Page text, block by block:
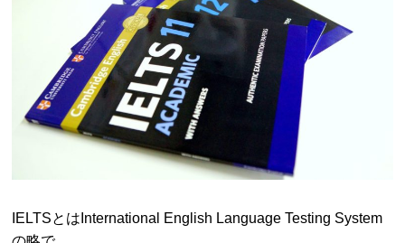
IELTSとはInternational English Language Testing System